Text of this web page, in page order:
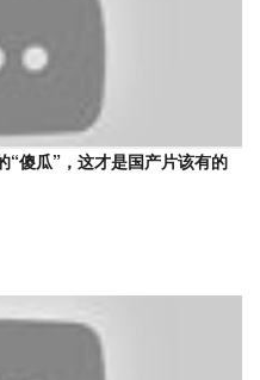
“傻瓜”，这才是国产片该有的